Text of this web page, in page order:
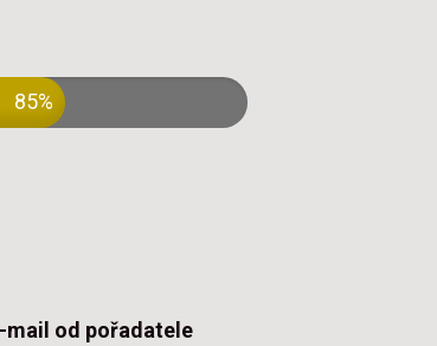
85%
mail od pořadatele